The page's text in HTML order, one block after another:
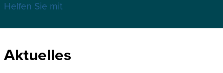
Helfen Sie mit
Aktuelles